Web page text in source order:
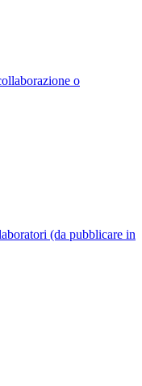
o
(da pubblicare in